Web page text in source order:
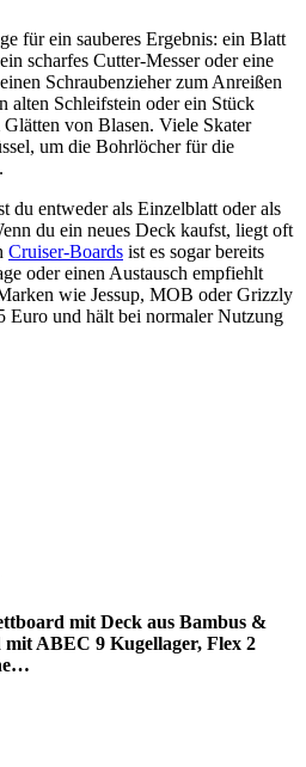
für ein sauberes Ergebnis: ein Blatt
scharfes Cutter-Messer oder eine
Schraubenzieher zum Anreißen
alten Schleifstein oder ein Stück
von Blasen. Viele Skater
um die Bohrlöcher für die
du entweder als Einzelblatt oder als
du ein neues Deck kaufst, liegt oft
Cruiser-Boards ist es sogar bereits
oder einen Austausch empfiehlt
wie Jessup, MOB oder Grizzly
Euro und hält bei normaler Nutzung
mit Deck aus Bambus &
ABEC 9 Kugellager, Flex 2